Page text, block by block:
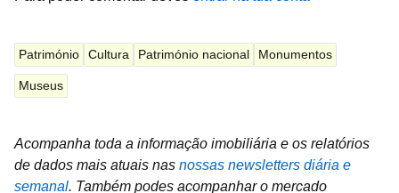
Património Cultura Património nacional Monumentos
Museus
Acompanha toda a informação imobiliária e os relatórios
de dados mais atuais nas nossas newsletters diária e
semanal. Também podes acompanhar o mercado